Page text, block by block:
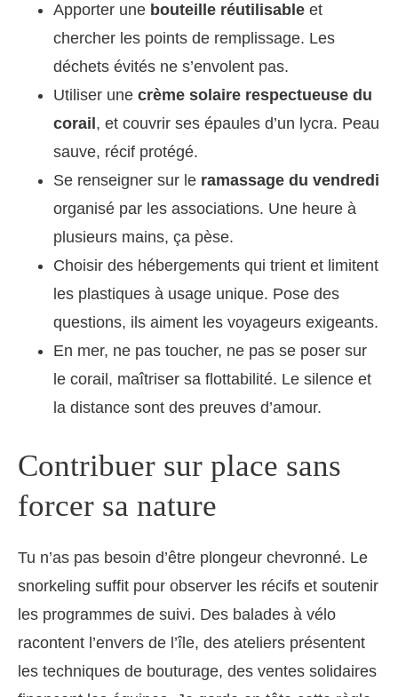
Apporter une bouteille réutilisable et
chercher les points de remplissage. Les
déchets évités ne s’envolent pas.
Utiliser une crème solaire respectueuse du
corail , et couvrir ses épaules d’un lycra. Peau
sauve, récif protégé.
Se renseigner sur le ramassage du vendredi
organisé par les associations. Une heure à
plusieurs mains, ça pèse.
Choisir des hébergements qui trient et limitent
les plastiques à usage unique. Pose des
questions, ils aiment les voyageurs exigeants.
En mer, ne pas toucher, ne pas se poser sur
le corail, maîtriser sa flottabilité. Le silence et
la distance sont des preuves d’amour.
Contribuer sur place sans
forcer sa nature
Tu n’as pas besoin d’être plongeur chevronné. Le
snorkeling suffit pour observer les récifs et soutenir
les programmes de suivi. Des balades à vélo
racontent l’envers de l’île, des ateliers présentent
les techniques de bouturage, des ventes solidaires